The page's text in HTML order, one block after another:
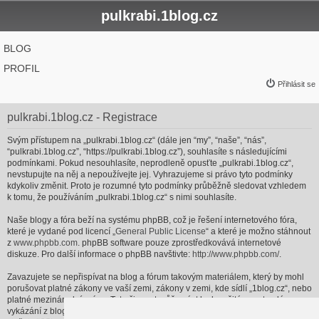
pulkrabi.1blog.cz
BLOG
PROFIL
Přihlásit se
pulkrabi.1blog.cz - Registrace
Svým přístupem na „pulkrabi.1blog.cz“ (dále jen “my”, “naše”, “nás”,
“pulkrabi.1blog.cz”, “https://pulkrabi.1blog.cz”), souhlasíte s následujícími
podmínkami. Pokud nesouhlasíte, neprodleně opusťte „pulkrabi.1blog.cz“,
nevstupujte na něj a nepoužívejte jej. Vyhrazujeme si právo tyto podmínky
kdykoliv změnit. Proto je rozumné tyto podmínky průběžně sledovat vzhledem
k tomu, že používáním „pulkrabi.1blog.cz“ s nimi souhlasíte.
Naše blogy a fóra beží na systému phpBB, což je řešení internetového fóra,
které je vydané pod licencí „General Public License“ a které je možno stáhnout
z www.phpbb.com. phpBB software pouze zprostředkovává internetové
diskuze. Pro další informace o phpBB navštivte: http://www.phpbb.com/.
Zavazujete se nepřispívat na blog a fórum takovým materiálem, který by mohl
porušovat platné zákony ve vaší zemi, zákony v zemi, kde sídlí „1blog.cz“, nebo
platné mezinárodní právo. Tato činnost může vést k okamžitému a trvalému
vykázání z blogu a fóra a/nebo upozornění vašeho poskytovatele internetových